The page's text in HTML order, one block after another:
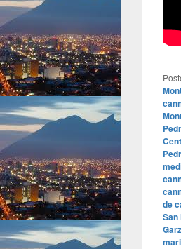
de
San